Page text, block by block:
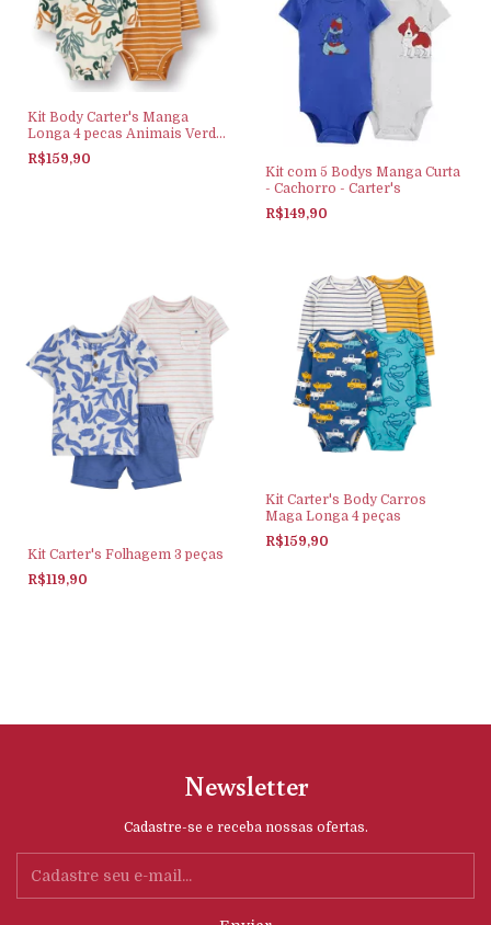
Kit Body Carter's Manga
Longa 4 pecas Animais Verde
e Bege
R$159,90
Kit com 5 Bodys Manga Curta
- Cachorro - Carter's
R$149,90
Kit Carter's Folhagem 3 peças
R$119,90
Kit Carter's Body Carros
Maga Longa 4 peças
R$159,90
Newsletter
Cadastre-se e receba nossas ofertas.